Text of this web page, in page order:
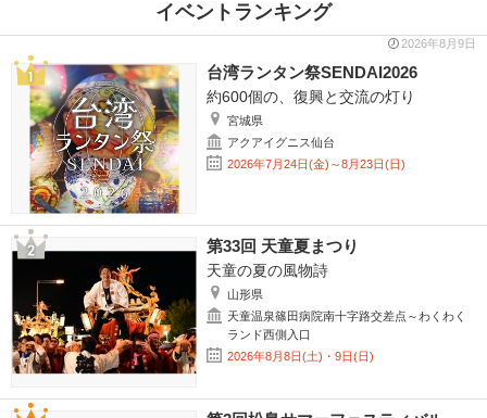
イベントランキング
2026年8月9日
台湾ランタン祭SENDAI2026
約600個の、復興と交流の灯り
宮城県
アクアイグニス仙台
2026年7月24日(金)～8月23日(日)
第33回 天童夏まつり
天童の夏の風物詩
山形県
天童温泉篠田病院南十字路交差点～わくわく
ランド西側入口
2026年8月8日(土)・9日(日)